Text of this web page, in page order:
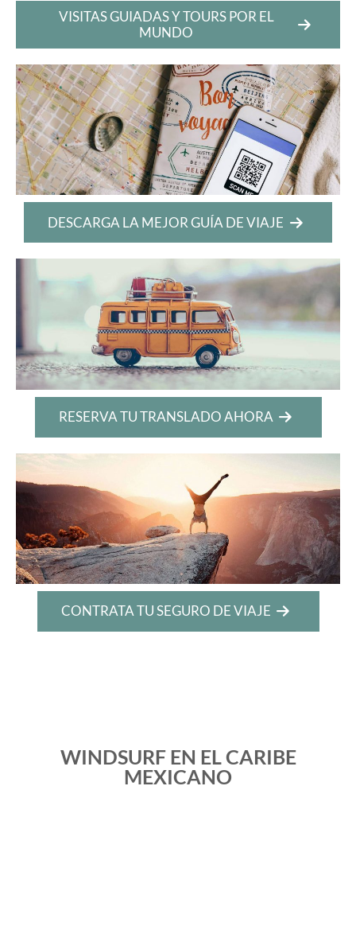
VISITAS GUIADAS Y TOURS POR EL
MUNDO
DESCARGA LA MEJOR GUÍA DE VIAJE
RESERVA TU TRANSLADO AHORA
CONTRATA TU SEGURO DE VIAJE
WINDSURF EN EL CARIBE
MEXICANO